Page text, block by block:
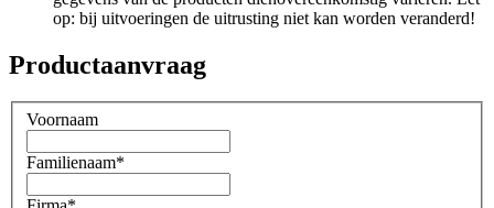
op: bij uitvoeringen de uitrusting niet kan worden veranderd!
Productaanvraag
Voornaam
Familienaam*